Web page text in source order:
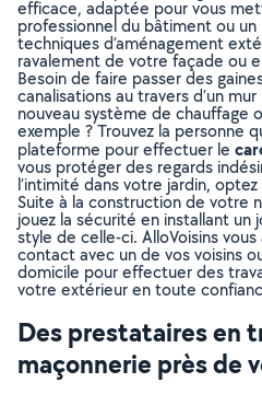
efficace, adaptée pour vous
professionnel du bâtiment ou
techniques d’aménagement
ravalement de votre façade ou
Besoin de faire passer des
canalisations au travers d’un mur
nouveau système de chauffage
exemple ? Trouvez la personne
plateforme pour effectuer le
vous protéger des regards
l’intimité dans votre jardin,
Suite à la construction de votre
jouez la sécurité en installant un
style de celle-ci. AlloVoisins
contact avec un de vos voisins
domicile pour effectuer des
votre extérieur en toute
Des prestataires en
maçonnerie près de